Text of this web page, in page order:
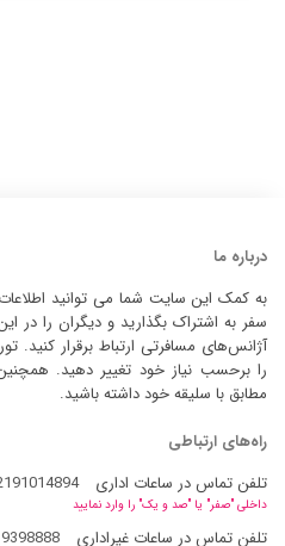
درباره ما
به کمک این سایت شما می توانید
سفر به اشتراک بگذارید و دیگران را در
آژانس‌های مسافرتی ارتباط برقرار کنید.
را برحسب نیاز خود تغییر دهید.
مطابق با سلیقه خود داشته باشید.
راه‌های ارتباطی
تلفن تماس در ساعات اداری
داخلی "صفر" یا "صد و یک" را وارد نمایید
تلفن تماس در ساعات غیراداری